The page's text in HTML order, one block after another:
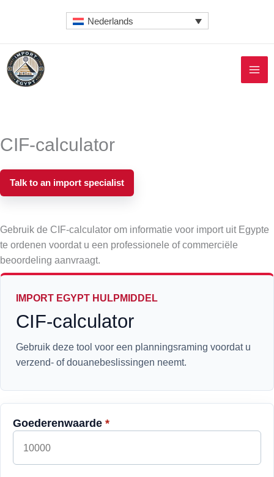
inhoud
Nederlands
CIF-calculator
Talk to an import specialist
Gebruik de CIF-calculator om informatie voor import uit Egypte
te ordenen voordat u een professionele of commerciële
beoordeling aanvraagt.
IMPORT EGYPT HULPMIDDEL
CIF-calculator
Gebruik deze tool voor een planningsraming voordat u
verzend- of douanebeslissingen neemt.
Goederenwaarde *